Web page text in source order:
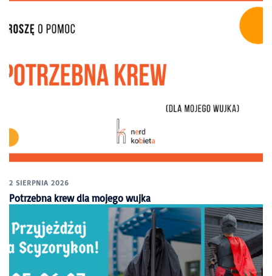
2 SIERPNIA 2026
Potrzebna krew dla mojego wujka